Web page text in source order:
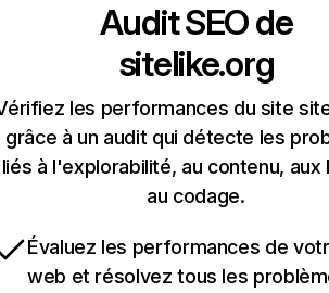
Audit SEO de
sitelike.org
les performances du site
grâce à un audit qui détecte les
liés à l'explorabilité, au contenu, aux
au codage.
Évaluez les performances de
web et résolvez tous les